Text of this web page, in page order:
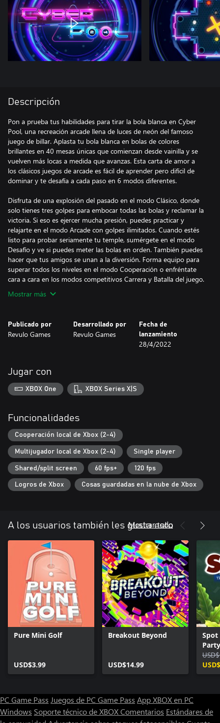
Descripción
Pon a prueba tus habilidades para tirar la bola blanca en Cyber
Pool, una recreación arcade llena de luces de neón del famoso
juego de billar. Aplasta tu bola blanca en bolas de colores
brillantes en 40 mesas únicas que comienzan desde vainilla y se
vuelven más locas a medida que avanzas. Esta carta de amor a
los clásicos juegos de arcade es fácil de aprender pero difícil de
dominar y te desafía a cada paso en 6 modos diferentes.
Disfruta de una explosión del pasado en el modo Clásico, donde
solo tienes tres golpes para embocar todas las bolas y reclamar la
victoria. Si eso es ejercer mucha presión, puedes practicar y
relajarte en el modo Arcade con golpes ilimitados. Cuando estés
listo para probar seriamente tu temple, sumérgete en el modo
Desafío y ve si puedes meter las bolas en orden. También puedes
hacer que tus amigos se unan a la diversión. Forma equipo para
superar todos los niveles en el modo Cooperación o enfréntate
cara a cara en los modos competitivos Carrera y Batalla del juego.
Mostrar más
Publicado por
Revulo Games
Desarrollado por
Revulo Games
Fecha de
lanzamiento
28/4/2022
Jugar con
XBOX One XBOX Series X|S
Funcionalidades
Cooperación local de Xbox (2-4)
Multijugador local de Xbox (2-4) Single player
Shared/split screen 60 fps+ 120 fps
Logros de Xbox Cosas guardadas en la nube de Xbox
A los usuarios también les gusta esto
Mostrar todo
Pure Mini Golf
USD$3.99
Breakout Beyond
USD$14.99
Spot
Party
PC Game Pass Juegos de PC Game Pass App XBOX en PC
Windows Soporte técnico de XBOXComentarios Estándares de